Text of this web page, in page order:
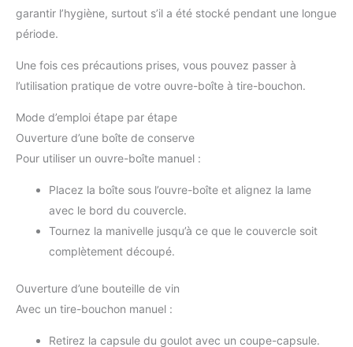
garantir l’hygiène, surtout s’il a été stocké pendant une longue
période.
Une fois ces précautions prises, vous pouvez passer à
l’utilisation pratique de votre ouvre-boîte à tire-bouchon.
Mode d’emploi étape par étape
Ouverture d’une boîte de conserve
Pour utiliser un ouvre-boîte manuel :
Placez la boîte sous l’ouvre-boîte et alignez la lame
avec le bord du couvercle.
Tournez la manivelle jusqu’à ce que le couvercle soit
complètement découpé.
Ouverture d’une bouteille de vin
Avec un tire-bouchon manuel :
Retirez la capsule du goulot avec un coupe-capsule.